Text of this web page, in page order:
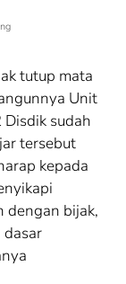
tutup mata
Unit
Disdik sudah
tersebut
kepada
dengan bijak,
dasar